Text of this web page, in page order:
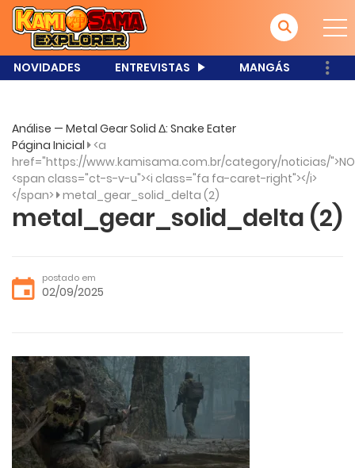
NOVIDADES ENTREVISTAS MANGÁS
Análise — Metal Gear Solid Δ: Snake Eater
Página Inicial <a
href="https://www.kamisama.com.br/category/noticias/
<span class="ct-s-v-u"><i class="fa fa-caret-right"></i>
</span> metal_gear_solid_delta (2)
metal_gear_solid_delta (2)
postado em
02/09/2025